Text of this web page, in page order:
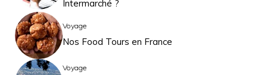
Intermarché ?
Voyage
Nos Food Tours en France
Voyage